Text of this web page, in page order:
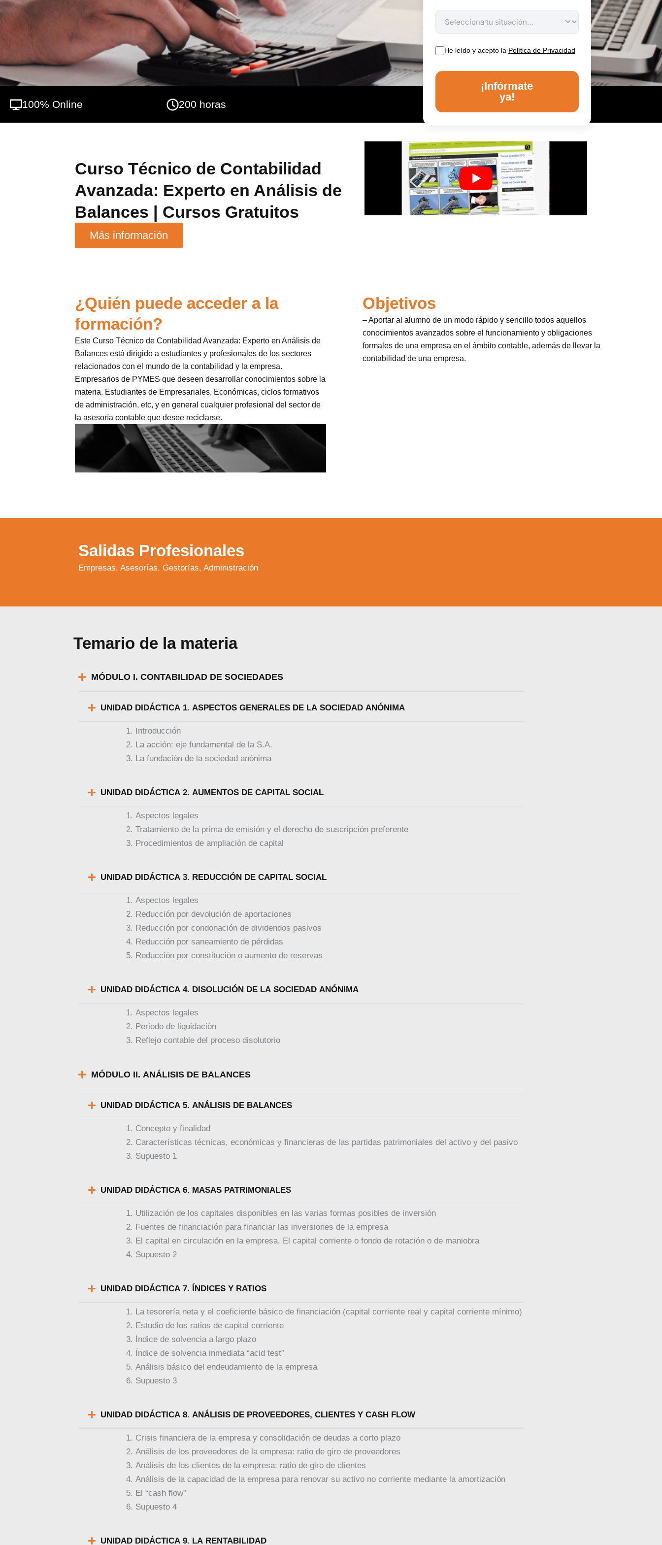
He leído y acepto la Política de Privacidad
¡Infórmate
ya!
100% Online 200 horas
Curso Técnico de Contabilidad
Avanzada: Experto en Análisis de
Balances | Cursos Gratuitos
Más información
¿Quién puede acceder a la
formación?
Este Curso Técnico de Contabilidad Avanzada: Experto en Análisis de
Balances está dirigido a estudiantes y profesionales de los sectores
relacionados con el mundo de la contabilidad y la empresa.
Empresarios de PYMES que deseen desarrollar conocimientos sobre la
materia. Estudiantes de Empresariales, Económicas, ciclos formativos
de administración, etc, y en general cualquier profesional del sector de
la asesoría contable que desee reciclarse.
Objetivos
– Aportar al alumno de un modo rápido y sencillo todos aquellos
conocimientos avanzados sobre el funcionamiento y obligaciones
formales de una empresa en el ámbito contable, además de llevar la
contabilidad de una empresa.
Salidas Profesionales
Empresas, Asesorías, Gestorías, Administración
Temario de la materia
MÓDULO I. CONTABILIDAD DE SOCIEDADES
UNIDAD DIDÁCTICA 1. ASPECTOS GENERALES DE LA SOCIEDAD ANÓNIMA
Introducción
La acción: eje fundamental de la S.A.
La fundación de la sociedad anónima
UNIDAD DIDÁCTICA 2. AUMENTOS DE CAPITAL SOCIAL
Aspectos legales
Tratamiento de la prima de emisión y el derecho de suscripción preferente
Procedimientos de ampliación de capital
UNIDAD DIDÁCTICA 3. REDUCCIÓN DE CAPITAL SOCIAL
Aspectos legales
Reducción por devolución de aportaciones
Reducción por condonación de dividendos pasivos
Reducción por saneamiento de pérdidas
Reducción por constitución o aumento de reservas
UNIDAD DIDÁCTICA 4. DISOLUCIÓN DE LA SOCIEDAD ANÓNIMA
Aspectos legales
Periodo de liquidación
Reflejo contable del proceso disolutorio
MÓDULO II. ANÁLISIS DE BALANCES
UNIDAD DIDÁCTICA 5. ANÁLISIS DE BALANCES
Concepto y finalidad
Características técnicas, económicas y financieras de las partidas patrimoniales del activo y del pasivo
Supuesto 1
UNIDAD DIDÁCTICA 6. MASAS PATRIMONIALES
Utilización de los capitales disponibles en las varias formas posibles de inversión
Fuentes de financiación para financiar las inversiones de la empresa
El capital en circulación en la empresa. El capital corriente o fondo de rotación o de maniobra
Supuesto 2
UNIDAD DIDÁCTICA 7. ÍNDICES Y RATIOS
La tesorería neta y el coeficiente básico de financiación (capital corriente real y capital corriente mínimo)
Estudio de los ratios de capital corriente
Índice de solvencia a largo plazo
Índice de solvencia inmediata “acid test”
Análisis básico del endeudamiento de la empresa
Supuesto 3
UNIDAD DIDÁCTICA 8. ANÁLISIS DE PROVEEDORES, CLIENTES Y CASH FLOW
Crisis financiera de la empresa y consolidación de deudas a corto plazo
Análisis de los proveedores de la empresa: ratio de giro de proveedores
Análisis de los clientes de la empresa: ratio de giro de clientes
Análisis de la capacidad de la empresa para renovar su activo no corriente mediante la amortización
El “cash flow”
Supuesto 4
UNIDAD DIDÁCTICA 9. LA RENTABILIDAD